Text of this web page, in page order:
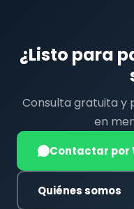
¿Listo para
Consulta gratuita y
en
Contactar por
Quiénes somos